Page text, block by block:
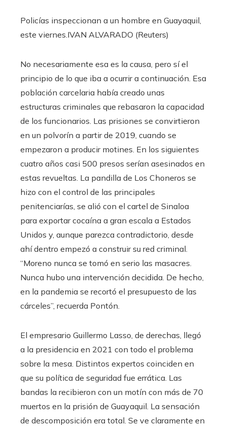
Policías inspeccionan a un hombre en Guayaquil,
este viernes.IVAN ALVARADO (Reuters)
No necesariamente esa es la causa, pero sí el
principio de lo que iba a ocurrir a continuación. Esa
población carcelaria había creado unas
estructuras criminales que rebasaron la capacidad
de los funcionarios. Las prisiones se convirtieron
en un polvorín a partir de 2019, cuando se
empezaron a producir motines. En los siguientes
cuatro años casi 500 presos serían asesinados en
estas revueltas. La pandilla de Los Choneros se
hizo con el control de las principales
penitenciarías, se alió con el cartel de Sinaloa
para exportar cocaína a gran escala a Estados
Unidos y, aunque parezca contradictorio, desde
ahí dentro empezó a construir su red criminal.
“Moreno nunca se tomó en serio las masacres.
Nunca hubo una intervención decidida. De hecho,
en la pandemia se recortó el presupuesto de las
cárceles”, recuerda Pontón.
El empresario Guillermo Lasso, de derechas, llegó
a la presidencia en 2021 con todo el problema
sobre la mesa. Distintos expertos coinciden en
que su política de seguridad fue errática. Las
bandas la recibieron con un motín con más de 70
muertos en la prisión de Guayaquil. La sensación
de descomposición era total. Se ve claramente en